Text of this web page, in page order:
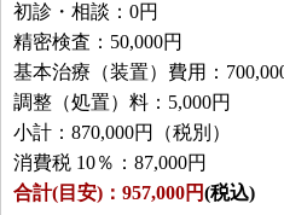
初診・相談：0円
精密検査：50,000円
基本治療（装置）費用：
調整（処置）料：5,000円
小計：870,000円（税別）
消費税 10％：87,000円
合計(目安)：957,000円(税込)